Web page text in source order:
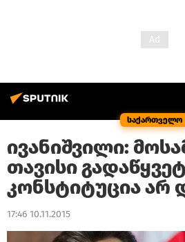
საქართველო
ივანიშვილი:
თავისი
კონსტიტუცია არ
17:46 10.11.2015